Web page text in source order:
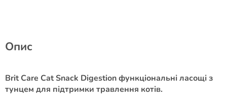
Опис
Brit Care Cat Snack Digestion функціональні ласощі з
тунцем для підтримки травлення котів.